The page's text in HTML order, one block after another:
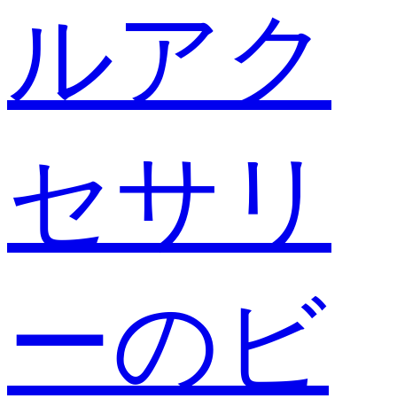
ルアク
セサリ
ーのビ